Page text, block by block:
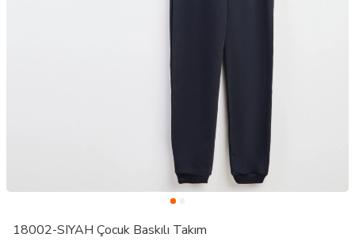
18002-SIYAH Çocuk Baskılı Takım